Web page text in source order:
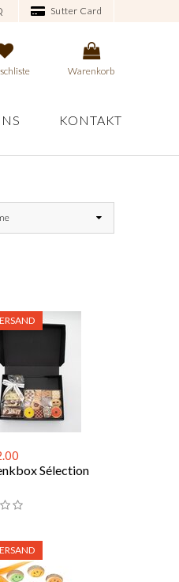
Sutter Card
Warenkorb
KONTAKT
Sélection